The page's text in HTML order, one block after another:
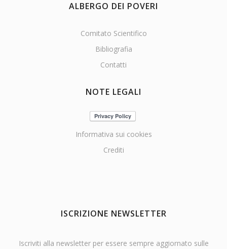
ALBERGO DEI POVERI
Comitato Scientifico
Bibliografia
Contatti
NOTE LEGALI
Informativa sui cookies
Crediti
ISCRIZIONE NEWSLETTER
Iscriviti alla newsletter per essere sempre aggiornato sulle